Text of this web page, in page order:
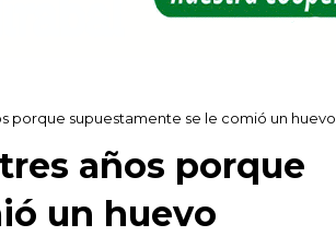
porque supuestamente se le comió un huevo
años porque
un huevo